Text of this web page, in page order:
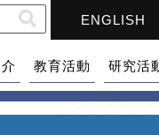
ENGLISH
教育活動 研究活